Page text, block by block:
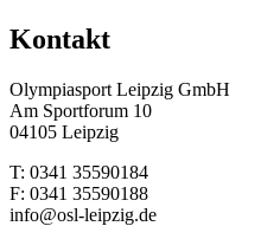
Kontakt
Olympiasport Leipzig GmbH
Am Sportforum 10
04105 Leipzig
T: 0341 35590184
F: 0341 35590188
info@osl-leipzig.de